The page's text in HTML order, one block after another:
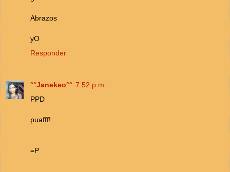
Abrazos
yO
Responder
°°Janekeo°° 7:52 p.m.
PPD
puafff!
=P